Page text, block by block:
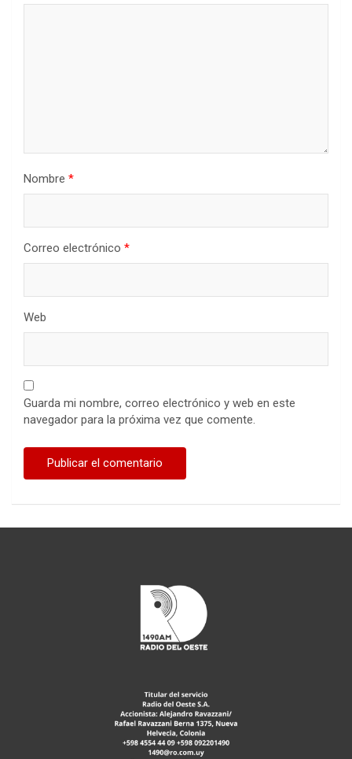
Nombre *
Correo electrónico *
Web
Guarda mi nombre, correo electrónico y web en este
navegador para la próxima vez que comente.